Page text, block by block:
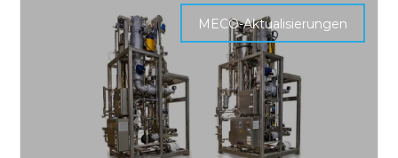
MECO-Aktualisierungen